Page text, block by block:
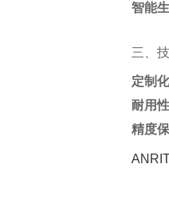
智能
三、
定制
耐用性
精度